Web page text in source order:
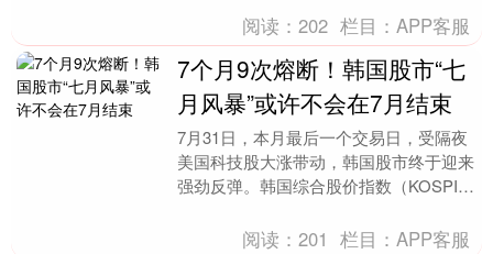
居过吗” “我可以....
阅读：202 栏目：APP客服
7个月9次熔断！韩国股市“七
月风暴”或许不会在7月结束
7月31日，本月最后一个交易日，受隔夜
美国科技股大涨带动，韩国股市终于迎来
强劲反弹。韩国综合股价指数（KOSPI）
中涨幅。....阅读：201 栏目：APP客服